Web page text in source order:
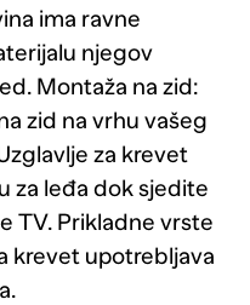
ima ravne
njegov
Montaža na zid:
zid na vrhu vašeg
za krevet
za leđa dok sjedite
TV. Prikladne vrste
krevet upotrebljava